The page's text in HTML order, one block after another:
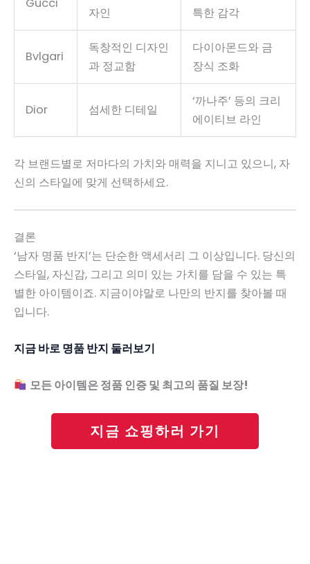
Gucci
자인
특한 감각
Bvlgari
독창적인 디자인
과 정교함
다이아몬드와 금
장식 조화
Dior 섬세한 디테일
‘까나주’ 등의 크리
에이티브 라인
각 브랜드별로 저마다의 가치와 매력을 지니고 있으니, 자
신의 스타일에 맞게 선택하세요.
결론
‘남자 명품 반지’는 단순한 액세서리 그 이상입니다. 당신의
스타일, 자신감, 그리고 의미 있는 가치를 담을 수 있는 특
별한 아이템이죠. 지금이야말로 나만의 반지를 찾아볼 때
입니다.
지금 바로 명품 반지 둘러보기
모든 아이템은 정품 인증 및 최고의 품질 보장!
지금 쇼핑하러 가기